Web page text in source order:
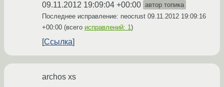
09.11.2012 19:09:04 +00:00 автор топика
Последнее исправление: neocrust 09.11.2012 19:09:16
+00:00 (всего исправлений: 1)
Ссылка
archos xs